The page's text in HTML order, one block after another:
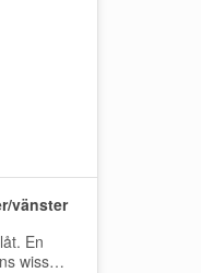
vänster
En
wiss